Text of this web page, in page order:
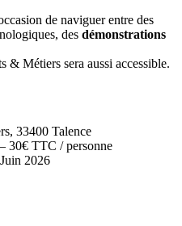
de naviguer entre des
des démonstrations
& Métiers sera aussi accessible.
33400 Talence
30€ TTC / personne
2026